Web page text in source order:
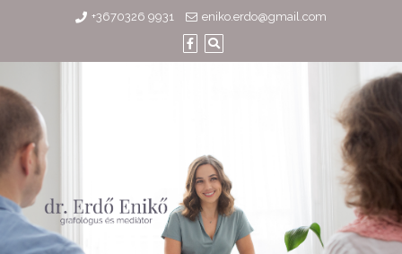
content
+3670326 9931 eniko.erdo@gmail.com